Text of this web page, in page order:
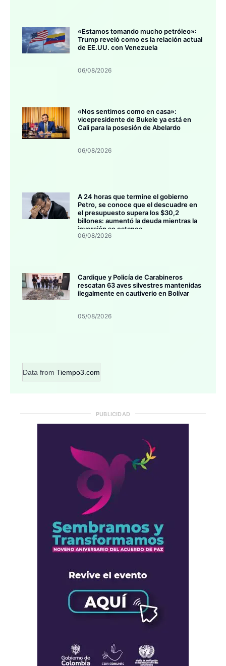
«Estamos tomando mucho petróleo»:
Trump reveló como es la relación actual
de EE.UU. con Venezuela
06/08/2026
«Nos sentimos como en casa»:
vicepresidente de Bukele ya está en
Cali para la posesión de Abelardo
06/08/2026
A 24 horas que termine el gobierno
Petro, se conoce que el descuadre en
el presupuesto supera los $30,2
billones: aumentó la deuda mientras la
inversión se estanca
06/08/2026
Cardique y Policía de Carabineros
rescatan 63 aves silvestres mantenidas
ilegalmente en cautiverio en Bolívar
05/08/2026
Data from Tiempo3.com
PUBLICIDAD